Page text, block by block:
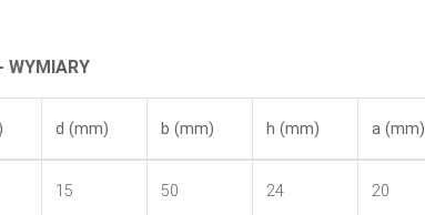
WYMIARY
d (mm) b (mm) h (mm) a (mm)
15 50 24 20